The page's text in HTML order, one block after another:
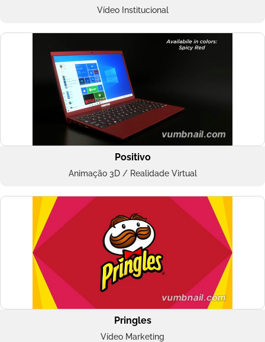
Vídeo Institucional
Positivo
Animação 3D / Realidade Virtual
Pringles
Vídeo Marketing